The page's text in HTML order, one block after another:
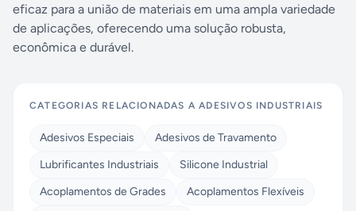
eficaz para a união de materiais em uma ampla variedade
de aplicações, oferecendo uma solução robusta,
econômica e durável.
CATEGORIAS RELACIONADAS AADESIVOS INDUSTRIAIS
Adesivos Especiais
Adesivos de Travamento
Lubrificantes Industriais
Silicone Industrial
Acoplamentos de Grades
Acoplamentos Flexíveis